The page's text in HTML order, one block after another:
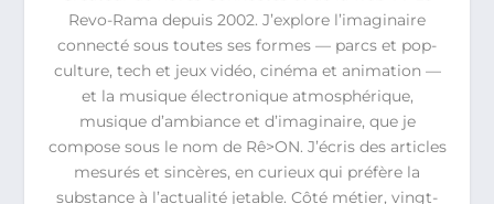
Revo-Rama depuis 2002. J’explore l’imaginaire
connecté sous toutes ses formes — parcs et pop-
culture, tech et jeux vidéo, cinéma et animation —
et la musique électronique atmosphérique,
musique d’ambiance et d’imaginaire, que je
compose sous le nom de Rê>ON. J’écris des articles
mesurés et sincères, en curieux qui préfère la
substance à l’actualité jetable. Côté métier, vingt-